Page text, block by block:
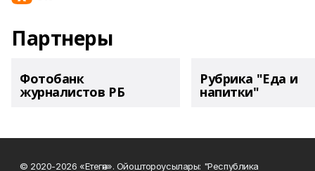
Партнеры
Фотобанк
журналистов РБ
Рубрика "Еда и
напитки"
© 2020-2026 «Етегән». Ойоштороусылары: "Республика